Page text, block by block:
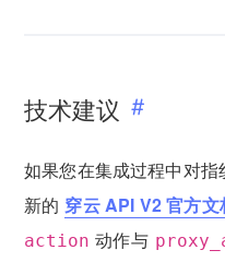
技术建议
如果您在集成过程中对
新的穿云 API V2 官方文
action 动作与